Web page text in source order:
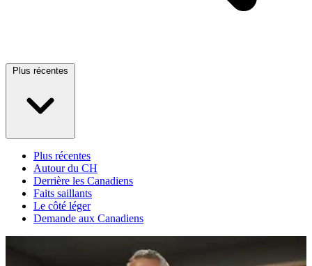
Plus récentes
Plus récentes
Autour du CH
Derrière les Canadiens
Faits saillants
Le côté léger
Demande aux Canadiens